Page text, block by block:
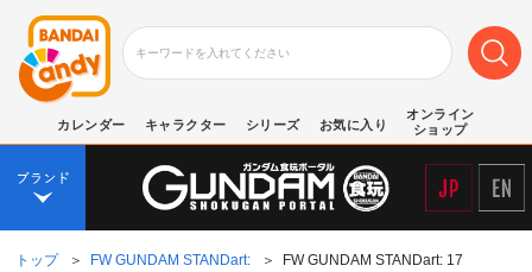
カレンダー キャラクター シリーズ お気に入り
オンライン
ショップ
トップ ＞ FW GUNDAM STANDart: ＞ FW GUNDAM STANDart: 17